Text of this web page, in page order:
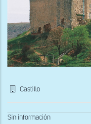
Castillo
Sin información